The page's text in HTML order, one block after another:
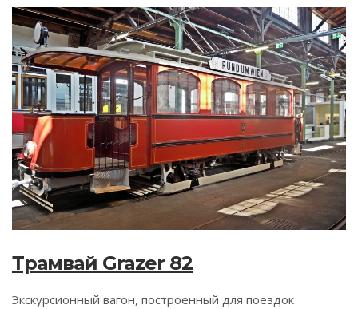
Трамвай Grazer 82
Экскурсионный вагон, построенный для поездок